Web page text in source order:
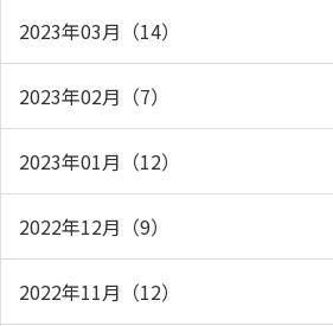
2023年03月（14）
2023年02月（7）
2023年01月（12）
2022年12月（9）
2022年11月（12）